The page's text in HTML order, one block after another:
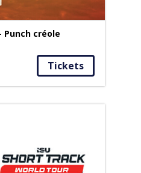
Punch créole
Tickets